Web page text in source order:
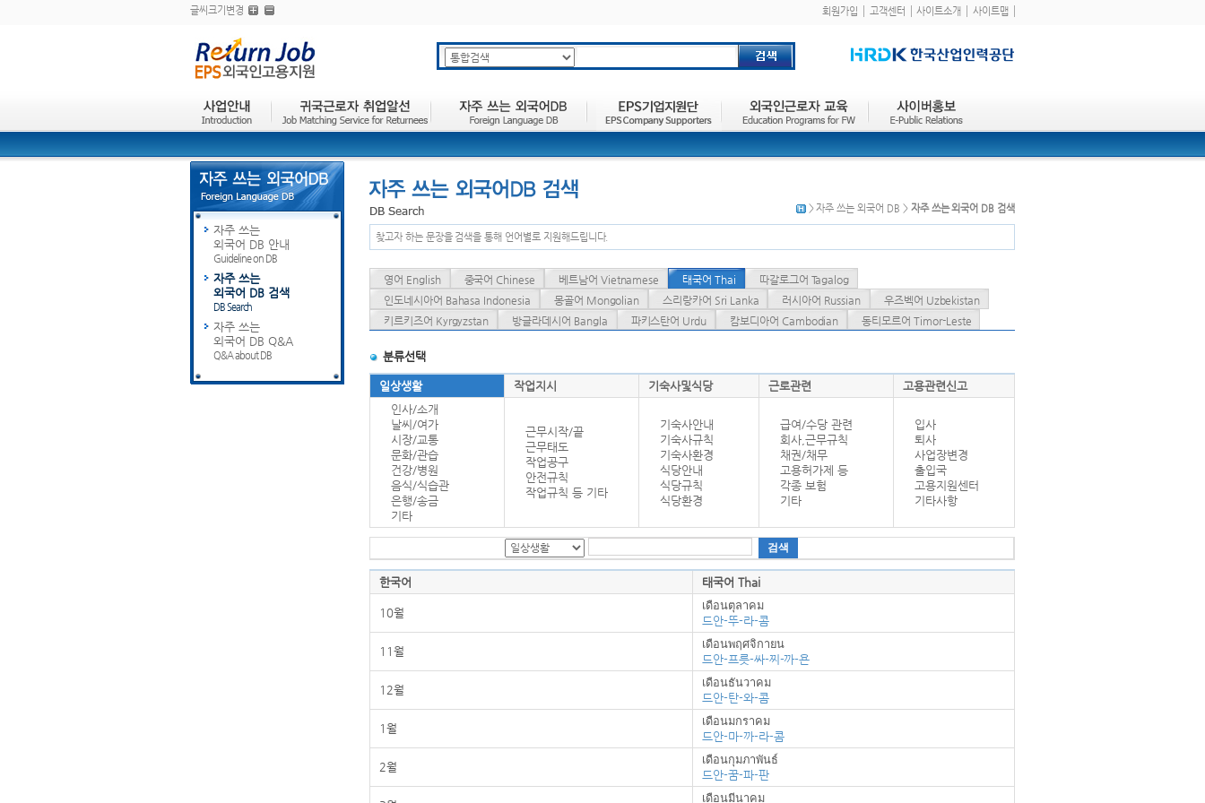
글씨크기변경 회원가입 고객센터 사이트소개 사이트맵
자주 쓰는
외국어 DB 안내
Guideline on DB
자주 쓰는
외국어 DB 검색
DB Search
자주 쓰는
외국어 DB Q&A
Q&A about DB
> 자주 쓰는 외국어 DB > 자주 쓰는 외국어 DB 검색
찾고자 하는 문장을 검색을 통해 언어별로 지원해드립니다.
영어 English 중국어 Chinese 베트남어 Vietnamese 태국어 Thai
따갈로그어 Tagalog
인도네시아어 Bahasa Indonesia
몽골어 Mongolian 스리랑카어 Sri Lanka 러시아어 Russian
우즈벡어 Uzbekistan
키르키즈어 Kyrgyzstan
방글라데시어 Bangla 파키스탄어 Urdu 캄보디아어 Cambodian 동티모르어 Timor-Leste
분류선택
일상생활 작업지시 기숙사및식당 근로관련
고용관련신고
인사/소개
날씨/여가
시장/교통
문화/관습
건강/병원
음식/식습관
은행/송금
기타
근무시작/끝
근무태도
작업공구
안전규칙
작업규칙 등 기타
기숙사안내
기숙사규칙
기숙사환경
식당안내
식당규칙
식당환경
급여/수당 관련
회사,근무규칙
채권/채무
고용허가제 등
각종 보험
기타
입사
퇴사
사업장변경
출입국
고용지원센터
기타사항
한국어 태국어 Thai
10월
เดือนตุลาคม
드안-뚜-라-콤
11월
เดือนพฤศจิกายน
드안-프릇-싸-찌-까-욘
12월
เดือนธันวาคม
드안-탄-와-콤
1월
เดือนมกราคม
드안-마-까-라-콤
2월
เดือนกุมภาพันธ์
드안-꿈-파-판
เดือนมีนาคม